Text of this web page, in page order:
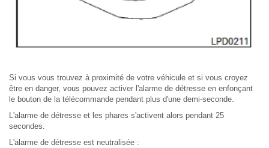
Si vous vous trouvez à proximité de votre véhicule et si vous croyez
être en danger, vous pouvez activer l'alarme de détresse en enfonçant
le bouton de la télécommande pendant plus d'une demi-seconde.
L'alarme de détresse et les phares s'activent alors pendant 25
secondes.
L'alarme de détresse est neutralisée :